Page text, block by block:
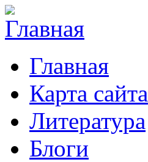
Главная
Карта сайта
Литература
Блоги